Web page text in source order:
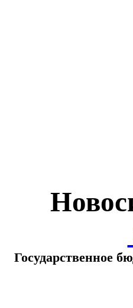
Государственное